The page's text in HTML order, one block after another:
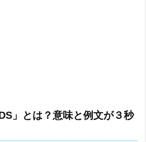
」とは？意味と例文が３秒